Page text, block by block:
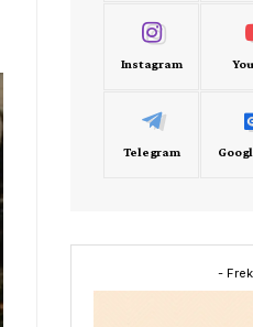
Instagram
Telegram
-